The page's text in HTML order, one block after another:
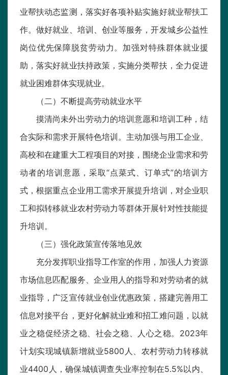
业帮扶动态监测，落实好各项补贴实施好就业帮扶工
作。做好就业、培训、创业等服务，开发城乡公益性
岗位优先保障脱贫劳动力。加强对特殊群体就业援
助，落实好就业扶持政策，实施分类帮扶，全力促进
就业困难群体实现就业。
（二）不断提高劳动就业水平
摸清尚未外出劳动力的培训意愿和培训工种，结
合实际和需求开展特色培训。主动加强与用工企业、
高校和在建重大工程项目的对接，围绕企业需求和劳
动者的培训意愿，采取“点菜式、订单式”的培训方
式，根据重点企业用工需求开展提升培训，对企业职
工和拟转移就业农村劳动力等群体开展针对性技能提
升培训。
（三）强化政策宣传落地见效
充分发挥职业指导工作室的作用，加强人力资源
市场信息匹配服务、企业用人的指导和对劳动者的就
业指导，广泛宣传就业创业优惠政策，搭建完善用工
信息对接平台，更好化解就业难和招工难问题，以就
业之稳促经济之稳、社会之稳、人心之稳。2023年
计划实现城镇新增就业5800人、农村劳动力转移就
业4400人，确保城镇调查失业率控制在5.5%以内、